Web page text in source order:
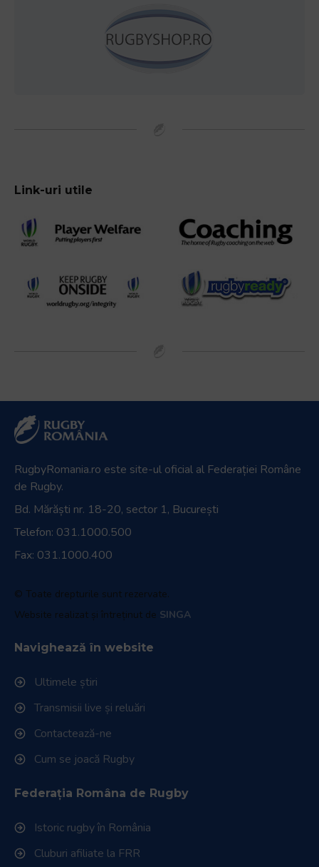
Link-uri utile
RugbyRomania.ro este site-ul oficial al Federației Române
de Rugby.
Bd. Mărăști nr. 18-20, sector 1, București
Telefon: 031.1000.500
Fax: 031.1000.400
© Toate drepturile sunt rezervate.
Website realizat și întreținut de SINGA
Navighează în website
Ultimele știri
Transmisii live și reluări
Contactează-ne
Cum se joacă Rugby
Federația Româna de Rugby
Istoric rugby în România
Cluburi afiliate la FRR